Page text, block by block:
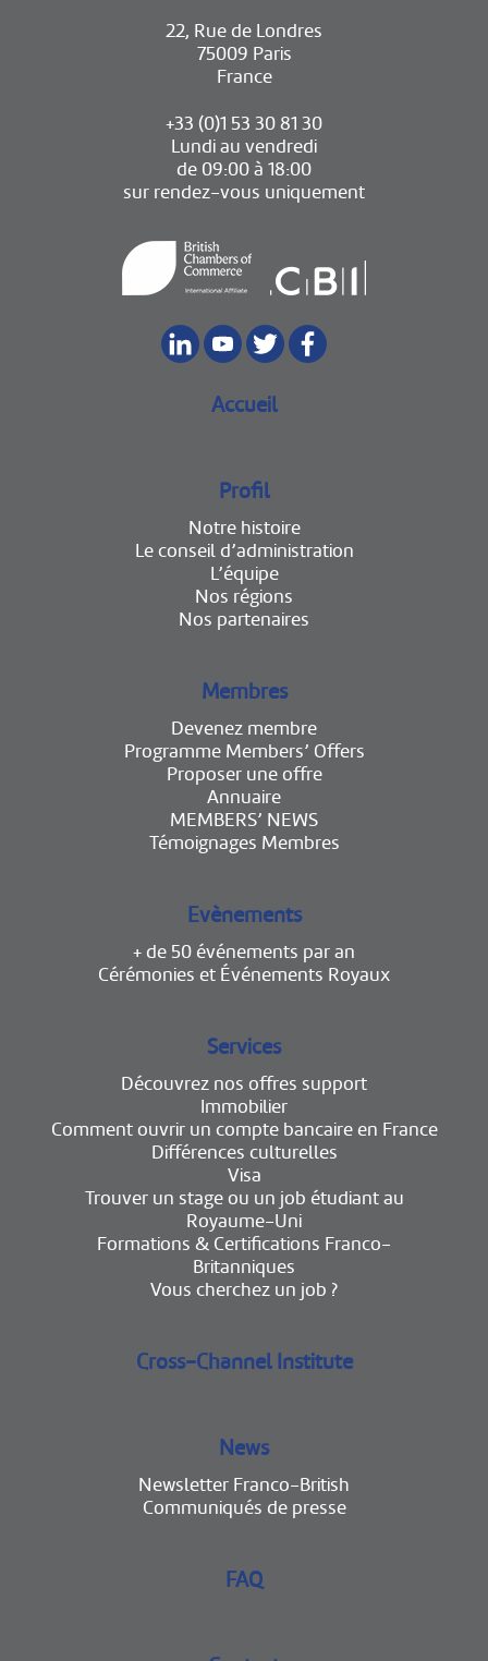
22, Rue de Londres
75009 Paris
France
+33 (0)1 53 30 81 30
Lundi au vendredi
de 09:00 à 18:00
sur rendez-vous uniquement
Accueil
Profil
Notre histoire
Le conseil d’administration
L’équipe
Nos régions
Nos partenaires
Membres
Devenez membre
Programme Members’ Offers
Proposer une offre
Annuaire
MEMBERS’ NEWS
Témoignages Membres
Evènements
+ de 50 événements par an
Cérémonies et Événements Royaux
Services
Découvrez nos offres support
Immobilier
Comment ouvrir un compte bancaire en France
Différences culturelles
Visa
Trouver un stage ou un job étudiant au
Royaume-Uni
Formations & Certifications Franco-
Britanniques
Vous cherchez un job ?
Cross-Channel Institute
News
Newsletter Franco-British
Communiqués de presse
FAQ